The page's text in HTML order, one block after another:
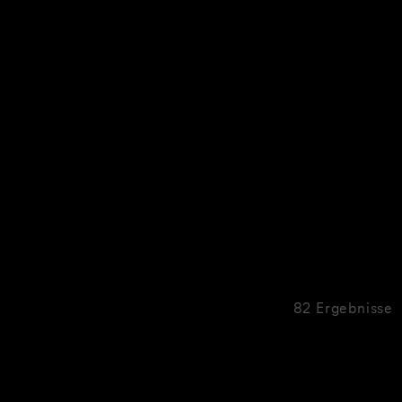
82 Ergebnisse